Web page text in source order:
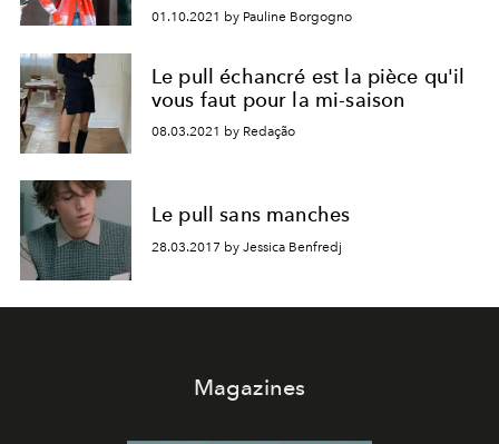
01.10.2021 by Pauline Borgogno
Le pull échancré est la pièce qu'il
vous faut pour la mi-saison
08.03.2021 by Redação
Le pull sans manches
28.03.2017 by Jessica Benfredj
Magazines